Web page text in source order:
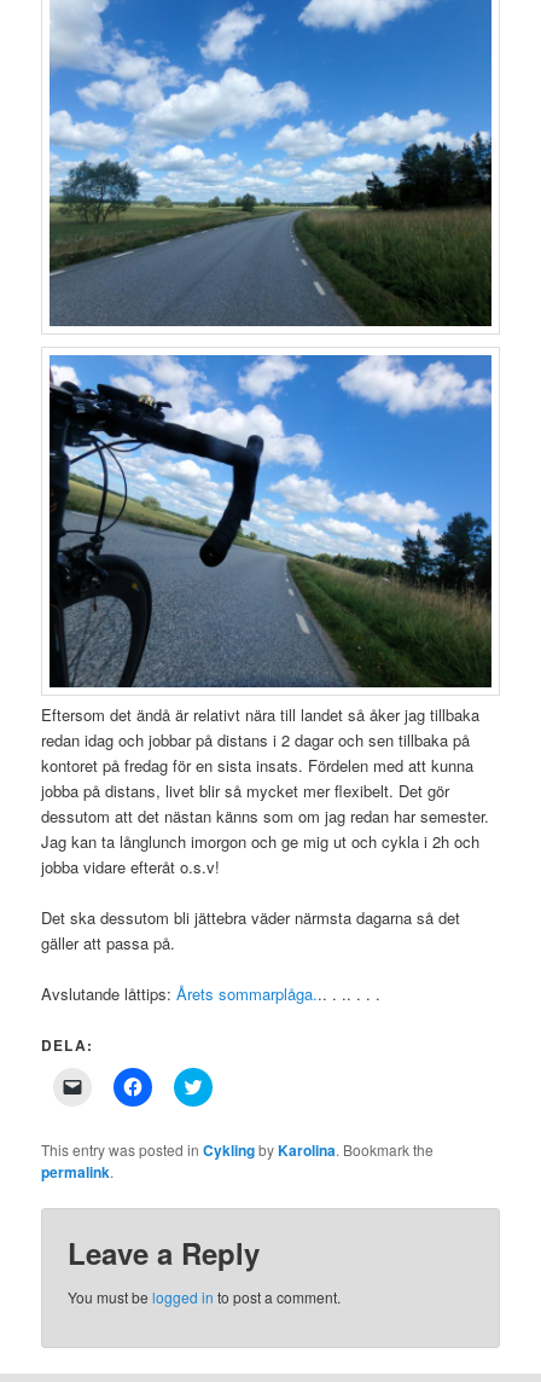
Eftersom det ändå är relativt nära till landet så åker jag tillbaka
redan idag och jobbar på distans i 2 dagar och sen tillbaka på
kontoret på fredag för en sista insats. Fördelen med att kunna
jobba på distans, livet blir så mycket mer flexibelt. Det gör
dessutom att det nästan känns som om jag redan har semester.
Jag kan ta långlunch imorgon och ge mig ut och cykla i 2h och
jobba vidare efteråt o.s.v!
Det ska dessutom bli jättebra väder närmsta dagarna så det
gäller att passa på.
Avslutande låttips:Årets sommarplåga... . .. . . .
DELA:
Click
link
to
a
(Opens
window)
Click
to
Facebook
(Opens
window)
Click
to
Twitter
(Opens
window)
This entry was posted inCyklingbyKarolina. Bookmark the
permalink.
Leave a Reply
You must belogged in to post a comment.